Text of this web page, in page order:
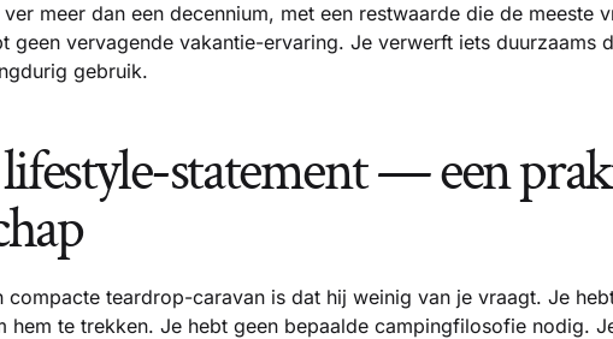
meer dan een decennium, met een restwaarde die de meeste
geen vervagende vakantie-ervaring. Je verwerft iets duurzaams
gebruik.
statement — een
compacte teardrop-caravan is dat hij weinig van je vraagt. Je
hem te trekken. Je hebt geen bepaalde campingfilosofie nodig.